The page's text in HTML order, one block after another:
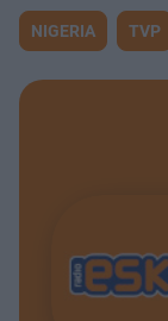
NIGERIA TVP